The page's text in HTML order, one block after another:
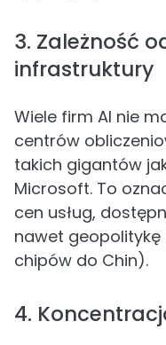
3. Zależność
infrastruktury
Wiele firm AI nie
centrów
takich gigantów
Microsoft. To
cen usług,
nawet
chipów do Chin).
4.